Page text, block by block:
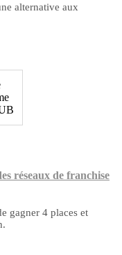
alternative aux
réseaux de franchise
gagner 4 places et